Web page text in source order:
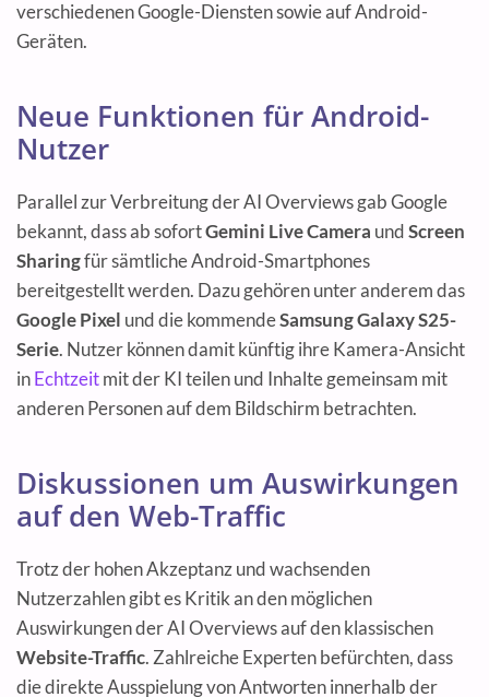
verschiedenen Google-Diensten sowie auf Android-
Geräten.
Neue Funktionen für Android-
Nutzer
Parallel zur Verbreitung der AI Overviews gab Google
bekannt, dass ab sofortGemini Live Camera undScreen
Sharingfür sämtliche Android-Smartphones
bereitgestellt werden. Dazu gehören unter anderem das
Google Pixel und die kommendeSamsung Galaxy S25-
Serie. Nutzer können damit künftig ihre Kamera-Ansicht
inEchtzeitmit der KI teilen und Inhalte gemeinsam mit
anderen Personen auf dem Bildschirm betrachten.
Diskussionen um Auswirkungen
auf den Web-Traffic
Trotz der hohen Akzeptanz und wachsenden
Nutzerzahlen gibt es Kritik an den möglichen
Auswirkungen der AI Overviews auf den klassischen
Website-Traffic. Zahlreiche Experten befürchten, dass
die direkte Ausspielung von Antworten innerhalb der